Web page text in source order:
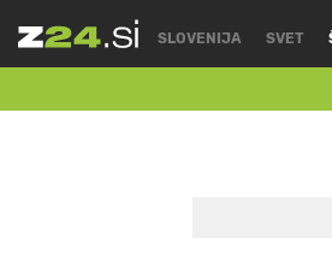
SLOVENIJA SVET